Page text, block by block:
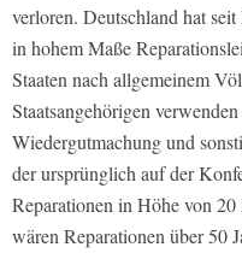
verloren. Deutschland hat
in hohem Maße
Staaten nach allgemeinem
Staatsangehörigen
Wiedergutmachung und
der ursprünglich auf der
Reparationen in Höhe von
wären Reparationen über 50